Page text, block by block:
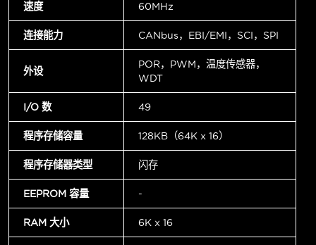
速度 60MHz
连接能力 CANbus，EBI/EMI，SCI，SPI
外设
POR，PWM，温度传感器，
WDT
I/O 数 49
程序存储容量 128KB（64K x 16）
程序存储器类型 闪存
EEPROM 容量 -
RAM 大小 6K x 16